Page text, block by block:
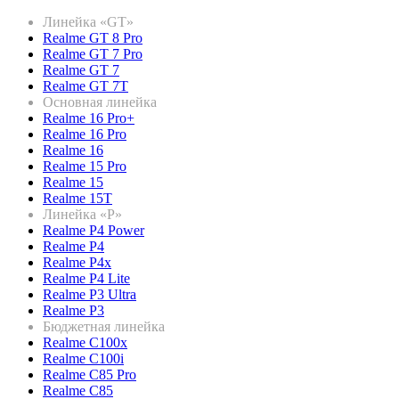
Линейка «GT»
Realme GT 8 Pro
Realme GT 7 Pro
Realme GT 7
Realme GT 7T
Основная линейка
Realme 16 Pro+
Realme 16 Pro
Realme 16
Realme 15 Pro
Realme 15
Realme 15T
Линейка «P»
Realme P4 Power
Realme P4
Realme P4x
Realme P4 Lite
Realme P3 Ultra
Realme P3
Бюджетная линейка
Realme C100x
Realme C100i
Realme C85 Pro
Realme C85